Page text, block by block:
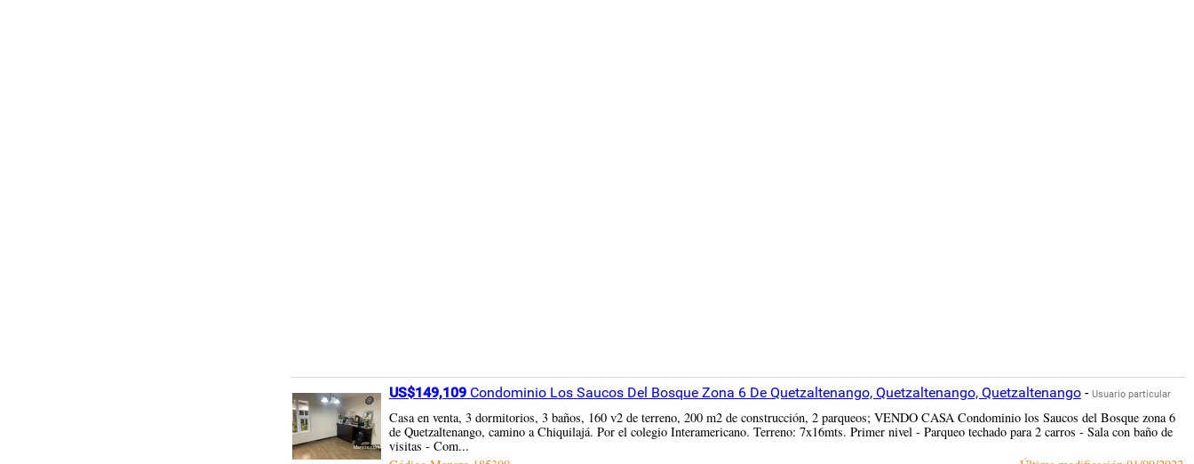
US$149,109Condominio Los Saucos Del Bosque Zona 6 De Quetzaltenango, Quetzaltenango, Quetzaltenango- Usuario particular
Casa en venta, 3 dormitorios, 3 baños, 160 v2 de terreno, 200 m2 de construcción, 2 parqueos; VENDO CASA Condominio los Saucos del Bosque zona 6
de Quetzaltenango, camino a Chiquilajá. Por el colegio Interamericano. Terreno: 7x16mts. Primer nivel - Parqueo techado para 2 carros - Sala con baño de
visitas - Com...